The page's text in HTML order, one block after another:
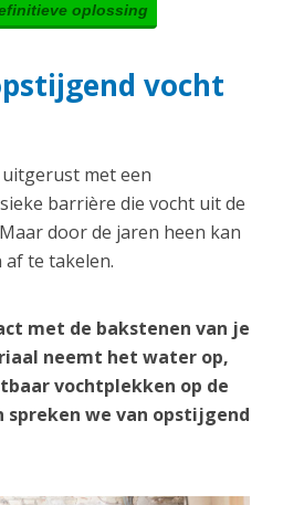
oplossing
vocht
met een
barrière die vocht uit de
door de jaren heen kan
te takelen.
met de bakstenen van je
neemt het water op,
vochtplekken op de
spreken we van opstijgend